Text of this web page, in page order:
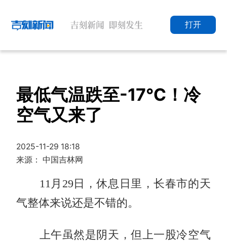
打开
最低气温跌至-17℃！冷
空气又来了
2025-11-29 18:18
来源： 中国吉林网
11月29日，休息日里，长春市的天
气整体来说还是不错的。
上午虽然是阴天，但上一股冷空气